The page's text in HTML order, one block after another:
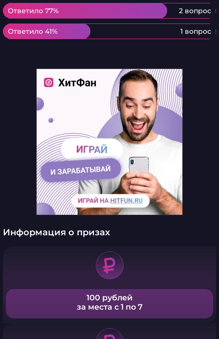
Ответило 77% 2 вопрос
Ответило 77%
Ответило 41% 1 вопрос
Ответило 41%
Информация о призах
100 рублей
за места с 1 по 7